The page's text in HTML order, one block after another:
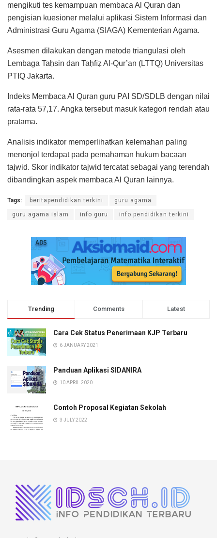
mengikuti tes kemampuan membaca Al Quran dan
pengisian kuesioner melalui aplikasi Sistem Informasi dan
Administrasi Guru Agama (SIAGA) Kementerian Agama.
Asesmen dilakukan dengan metode triangulasi oleh
Lembaga Taḥsin dan Taḥfīẓ Al-Qur’an (LTTQ) Universitas
PTIQ Jakarta.
Indeks Membaca Al Quran guru PAI SD/SDLB dengan nilai
rata-rata 57,17. Angka tersebut masuk kategori rendah atau
pratama.
Analisis indikator memperlihatkan kelemahan paling
menonjol terdapat pada pemahaman hukum bacaan
tajwid. Skor indikator tajwid tercatat sebagai yang terendah
dibandingkan aspek membaca Al Quran lainnya.
Tags: beritapendidikan terkini guru agama
guru agama islam info guru info pendidikan terkini
Trending Comments Latest
Cara Cek Status Penerimaan KJP Terbaru
6 JANUARY 2021
Panduan Aplikasi SIDANIRA
10 APRIL 2020
Contoh Proposal Kegiatan Sekolah
3 JULY 2022